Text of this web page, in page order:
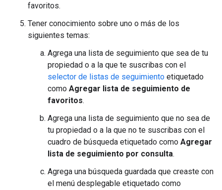
favoritos.
Tener conocimiento sobre uno o más de los
siguientes temas:
Agrega una lista de seguimiento que sea de tu
propiedad o a la que te suscribas con el
selector de listas de seguimiento etiquetado
como Agregar lista de seguimiento de
favoritos.
Agrega una lista de seguimiento que no sea de
tu propiedad o a la que no te suscribas con el
cuadro de búsqueda etiquetado como Agregar
lista de seguimiento por consulta.
Agrega una búsqueda guardada que creaste con
el menú desplegable etiquetado como